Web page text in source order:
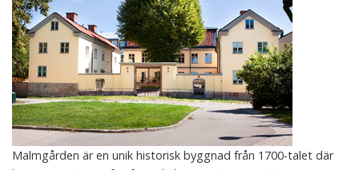
Malmgården är en unik historisk byggnad från 1700-talet där